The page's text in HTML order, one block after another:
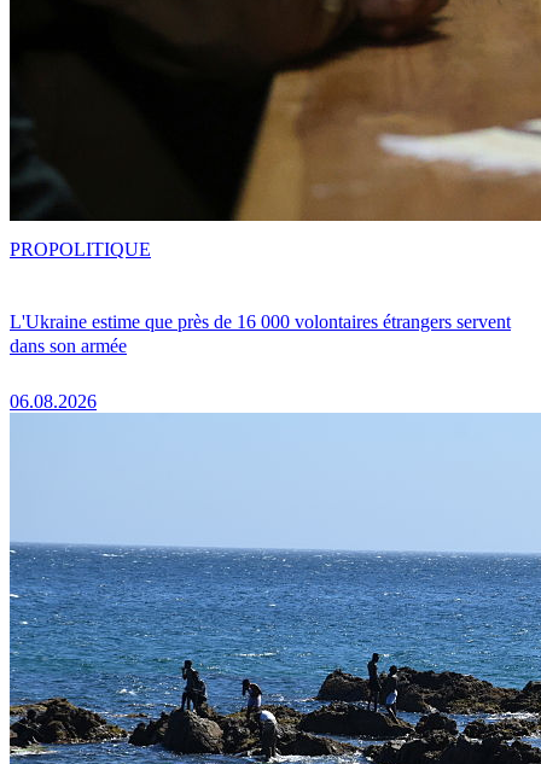
L'Ukraine estime que près de 16 000 volontaires étrangers servent
dans son armée
06.08.2026
PROPOLITIQUE